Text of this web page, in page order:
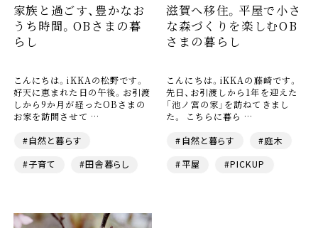
家族と過ごす、豊かなお
うち時間。OBさまの暮
らし
こんにちは。iKKAの松野です。
好天に恵まれた日の午後。お引渡
しから9か月が経ったOBさまの
お家を訪問させて …
#自然と暮らす
#子育て
#田舎暮らし
滋賀へ移住。平屋で小さ
な森づくりを楽しむOB
さまの暮らし
こんにちは。iKKAの藤崎です。
先日、お引渡しから1年を迎えた
「池ノ宮の家」を訪ねてきまし
た。 こちらに暮ら …
#自然と暮らす
#庭木
#平屋
#PICKUP